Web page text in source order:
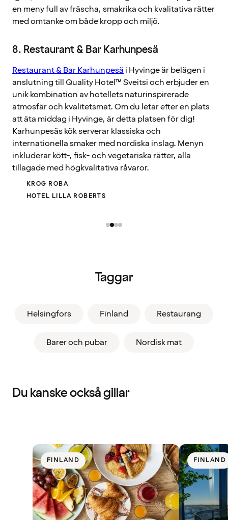
en meny full av fräscha, smakrika och kvalitativa rätter
med omtanke om både kropp och miljö.
8. Restaurant & Bar Karhunpesä
Restaurant & Bar Karhunpesä i Hyvinge är belägen i
anslutning till Quality Hotel™ Sveitsi och erbjuder en
unik kombination av hotellets naturinspirerade
atmosfär och kvalitetsmat. Om du letar efter en plats
att äta middag i Hyvinge, är detta platsen för dig!
Karhunpesäs kök serverar klassiska och
internationella smaker med nordiska inslag. Menyn
inkluderar kött-, fisk- och vegetariska rätter, alla
tillagade med högkvalitativa råvaror.
KROG ROBA
HOTEL LILLA ROBERTS
Taggar
Helsingfors Finland Restaurang
Barer och pubar Nordisk mat
Du kanske också gillar
FINLAND FINLAND